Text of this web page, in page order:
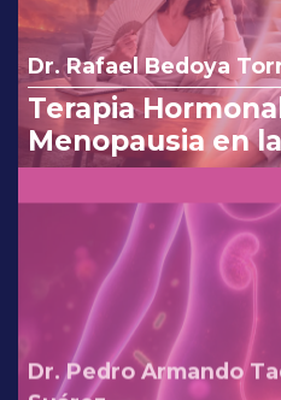
Dr. Rafael Bedoya
Terapia
Menopausia en
reinterpretando
la FDA.
Dr. Pedro Armando
Suárez